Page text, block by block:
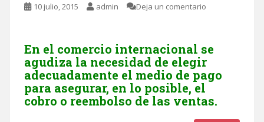
10 julio, 2015 admin Deja un comentario
En el comercio internacional se
agudiza la necesidad de elegir
adecuadamente el medio de pago
para asegurar, en lo posible, el
cobro o reembolso de las ventas.